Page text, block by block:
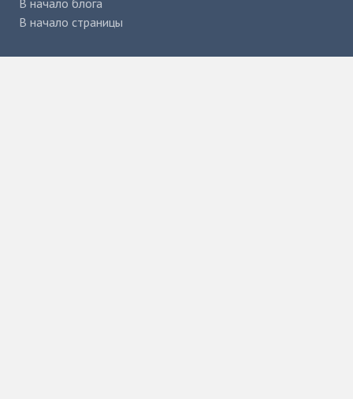
В начало страницы